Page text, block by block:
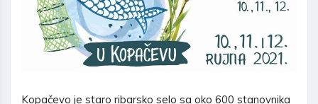
Kopačevo je staro ribarsko selo sa oko 600 stanovnika